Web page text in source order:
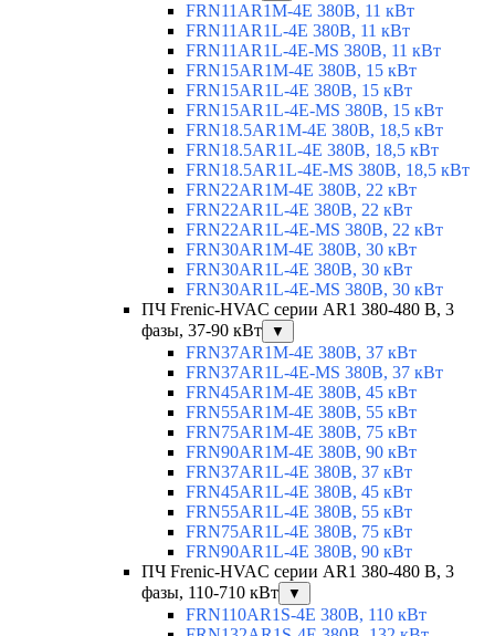
FRN11AR1M-4E 380В, 11 кВт
FRN11AR1L-4E 380В, 11 кВт
FRN11AR1L-4E-MS 380В, 11 кВт
FRN15AR1M-4E 380В, 15 кВт
FRN15AR1L-4E 380В, 15 кВт
FRN15AR1L-4E-MS 380В, 15 кВт
FRN18.5AR1M-4E 380В, 18,5 кВт
FRN18.5AR1L-4E 380В, 18,5 кВт
FRN18.5AR1L-4E-MS 380В, 18,5 кВт
FRN22AR1M-4E 380В, 22 кВт
FRN22AR1L-4E 380В, 22 кВт
FRN22AR1L-4E-MS 380В, 22 кВт
FRN30AR1M-4E 380В, 30 кВт
FRN30AR1L-4E 380В, 30 кВт
FRN30AR1L-4E-MS 380В, 30 кВт
ПЧ Frenic-HVAC серии AR1 380-480 В, 3
фазы, 37-90 кВт
▼
FRN37AR1M-4E 380В, 37 кВт
FRN37AR1L-4E-MS 380В, 37 кВт
FRN45AR1M-4E 380В, 45 кВт
FRN55AR1M-4E 380В, 55 кВт
FRN75AR1M-4E 380В, 75 кВт
FRN90AR1M-4E 380В, 90 кВт
FRN37AR1L-4E 380В, 37 кВт
FRN45AR1L-4E 380В, 45 кВт
FRN55AR1L-4E 380В, 55 кВт
FRN75AR1L-4E 380В, 75 кВт
FRN90AR1L-4E 380В, 90 кВт
ПЧ Frenic-HVAC серии AR1 380-480 В, 3
фазы, 110-710 кВт
▼
FRN110AR1S-4E 380В, 110 кВт